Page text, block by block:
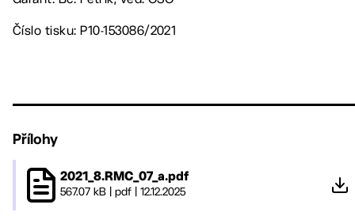
Číslo tisku: P10-153086/2021
Přílohy
2021_8.RMC_07_a.pdf
567.07 kB pdf 12.12.2025